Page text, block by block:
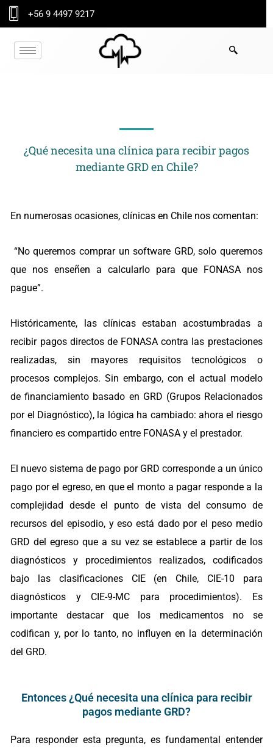
+56 9 4497 9217
¿Qué necesita una clínica para recibir pagos
mediante GRD en Chile?
En numerosas ocasiones, clínicas en Chile nos comentan:
“No queremos comprar un software GRD, solo queremos
que nos enseñen a calcularlo para que FONASA nos
pague”.
Históricamente, las clínicas estaban acostumbradas a
recibir pagos directos de FONASA contra las prestaciones
realizadas, sin mayores requisitos tecnológicos o
procesos complejos. Sin embargo, con el actual modelo
de financiamiento basado en GRD (Grupos Relacionados
por el Diagnóstico), la lógica ha cambiado: ahora el riesgo
financiero es compartido entre FONASA y el prestador.
El nuevo sistema de pago por GRD corresponde a un único
pago por el egreso, en que el monto a pagar responde a la
complejidad desde el punto de vista del consumo de
recursos del episodio, y eso está dado por el peso medio
GRD del egreso que a su vez se establece a partir de los
diagnósticos y procedimientos realizados, codificados
bajo las clasificaciones CIE (en Chile, CIE-10 para
diagnósticos y CIE-9-MC para procedimientos). Es
importante destacar que los medicamentos no se
codifican y, por lo tanto, no influyen en la determinación
del GRD.
Entonces ¿Qué necesita una clínica para recibir
pagos mediante GRD?
Para responder esta pregunta, es fundamental entender